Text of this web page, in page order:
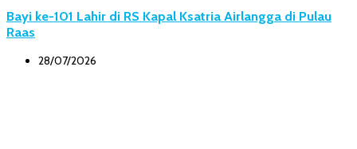
Bayi ke-101 Lahir di RS Kapal Ksatria Airlangga di Pulau
Raas
28/07/2026